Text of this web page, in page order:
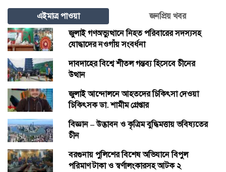
এইমাত্র পাওয়া
জনপ্রিয় খবর
জুলাই গণঅভ্যুত্থানে নিহত পরিবারের সদস্যসহ
যোদ্ধাদের নওগাঁয় সংবর্ধনা
দাবদাহের বিশ্বে শীতল গন্তব্য হিসেবে চীনের
উত্থান
জুলাই আন্দোলনে আহতদের চিকিৎসা দেওয়া
চিকিৎসক ডা. শামীম গ্রেপ্তার
বিজ্ঞান – উদ্ভাবন ও কৃত্রিম বুদ্ধিমত্তায় ভবিষ্যতের
চীন
বরগুনায় পুলিশের বিশেষ অভিযানে বিপুল
পরিমাণ টাকা ও স্বর্ণালংকারসহ আটক ২